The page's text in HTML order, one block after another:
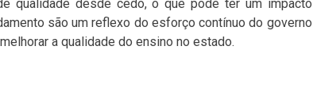
qualidade desde cedo, o que pode ter um impacto
são um reflexo do esforço contínuo do governo
a qualidade do ensino no estado.